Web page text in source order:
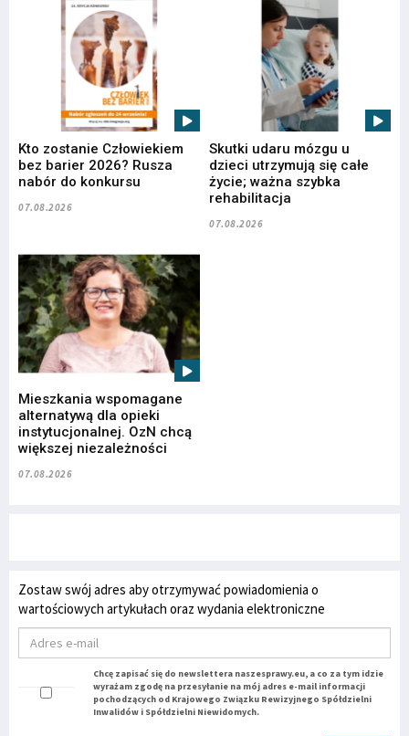
Kto zostanie Człowiekiem
bez barier 2026? Rusza
nabór do konkursu
07.08.2026
Skutki udaru mózgu u
dzieci utrzymują się całe
życie; ważna szybka
rehabilitacja
07.08.2026
Mieszkania wspomagane
alternatywą dla opieki
instytucjonalnej. OzN chcą
większej niezależności
07.08.2026
Zostaw swój adres aby otrzymywać powiadomienia o
wartościowych artykułach oraz wydania elektroniczne
Chcę zapisać się do newslettera naszesprawy.eu, a co za tym idzie
wyrażam zgodę na przesyłanie na mój adres e-mail informacji
pochodzących od Krajowego Związku Rewizyjnego Spółdzielni
Inwalidów i Spółdzielni Niewidomych.